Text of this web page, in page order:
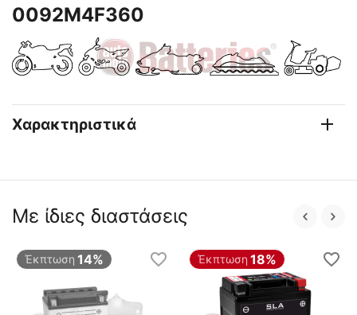
0092M4F360
Χαρακτηριστικά
Με ίδιες διαστάσεις
Έκπτωση 14% Έκπτωση 18%